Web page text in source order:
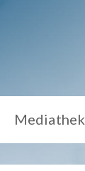
Mediathek